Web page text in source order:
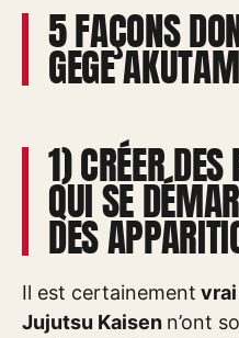
5 FAÇONS
GEGE
1) CRÉER DES
QUI SE
DES
Il est certainement
Jujutsu Kaisen n’ont